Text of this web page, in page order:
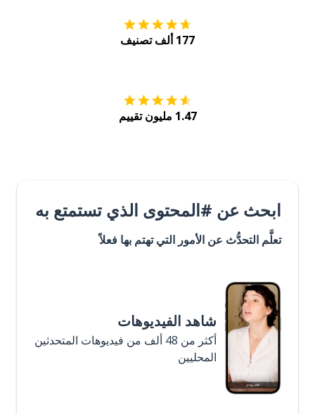
177 ألف تصنيف
1.47 مليون تقييم
ابحث عن #المحتوى الذي تستمتع به
تعلَّم التحدُّث عن الأمور التي تهتم بها فعلاً
شاهد الفيديوهات
أكثر من 48 ألف من فيديوهات المتحدثين
المحليين